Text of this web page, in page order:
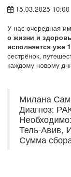
15.03.2025 10:00
У нас очередная
о жизни и
исполняется уже
сестрёнок,
каждому новому
Милана
Диагноз:
Тель-Авив,
Сумма